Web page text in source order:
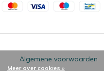
Algemene voorwaarden
Meer over cookies »